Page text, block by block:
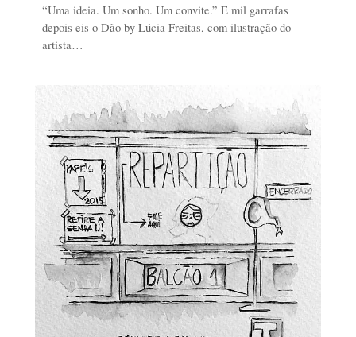
“Uma ideia. Um sonho. Um convite.” E mil garrafas
depois eis o Dão by Lúcia Freitas, com ilustração do
artista…